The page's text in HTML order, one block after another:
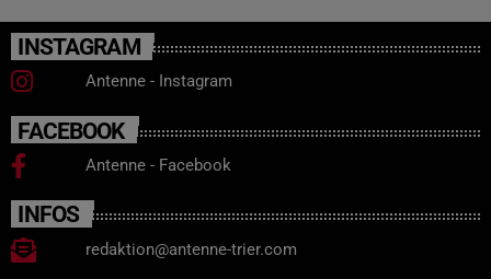
INSTAGRAM
Antenne - Instagram
FACEBOOK
Antenne - Facebook
INFOS
redaktion@antenne-trier.com